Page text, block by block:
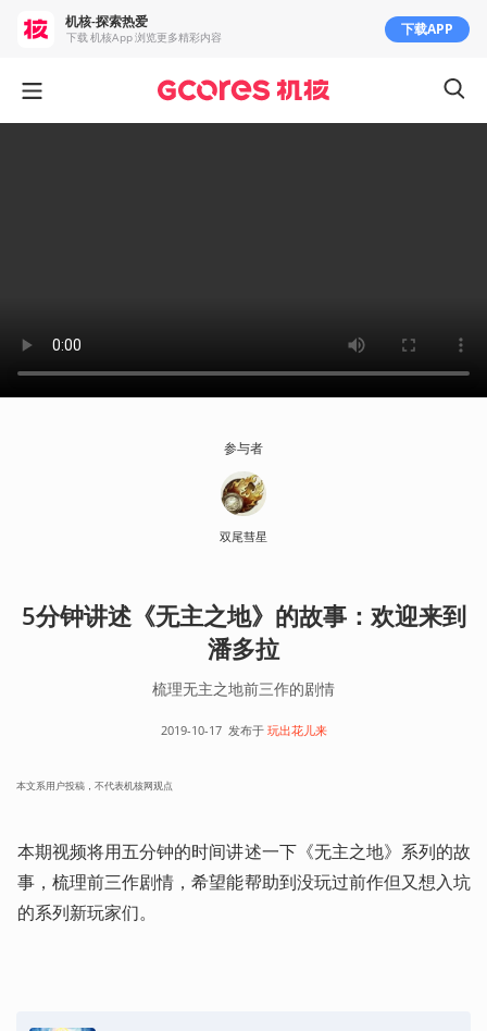
参与者
双尾彗星
5分钟讲述《无主之地》的故事：欢迎来到
潘多拉
梳理无主之地前三作的剧情
2019-10-17 发布于 玩出花儿来
本文系用户投稿，不代表机核网观点
本期视频将用五分钟的时间讲述一下《无主之地》系列的故
事，梳理前三作剧情，希望能帮助到没玩过前作但又想入坑
的系列新玩家们。
机核-探索热爱
下载 机核App 浏览更多精彩内容 下载APP